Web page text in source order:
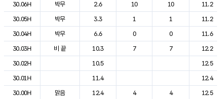
30.06H
박무 2.6 10 10
11.2
30.05H
박무 3.3 1 1
11.2
30.04H
박무 6.6 0 0
11.6
30.03H
비 끝 10.3 7 7
12.2
30.02H
10.5
12.5
30.01H
11.4
12.4
30.00H
맑음 12.4 4 4
12.5